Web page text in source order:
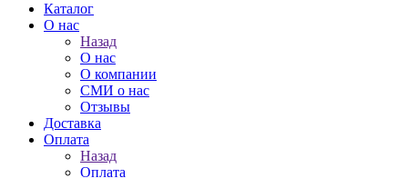
Каталог
О нас
Назад
О нас
О компании
СМИ о нас
Отзывы
Доставка
Оплата
Назад
Оплата